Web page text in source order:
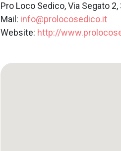
Pro Loco Sedico, Via Segato
Mail: info@prolocosedico.it
Website: http://